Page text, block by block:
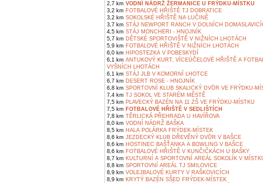
2,7 km VODNÍ NÁDRŽ ŽERMANICE U FRÝDKU-MÍSTKU
3,2 km FOTBALOVÉ HŘIŠTĚ TJ DOBRATICE
3,2 km SOKOLSKÉ HŘIŠTĚ NA LUČINĚ
3,7 km STÁJ NEWPORT RANCH V DOLNÍCH
4,5 km STÁJ MONCHERI - HNOJNÍK
5,7 km DĚTSKÉ SPORTOVIŠTĚ V NIŽNÍCH LHOTÁCH
5,9 km FOTBALOVÉ HŘIŠTĚ V NIŽNÍCH LHOTÁCH
6,0 km HIPOSTEZKA V POBESKYDÍ
6,1 km ANTUKOVÝ KURT, VÍCEÚČELOVÉ HŘIŠTĚ A
VYŠNÍCH LHOTÁCH
6,1 km STÁJ JLB V KOMORNÍ LHOTCE
6,7 km DESERT ROSE - HNOJNÍK
6,8 km SPORTOVNÍ KLUB SKALICKÝ DVŮR VE FRÝDKU-
7,4 km TJ SOKOL VE STARÉM MĚSTĚ
7,5 km PLAVECKÝ BAZÉN NA 11 ZŠ VE FRÝDKU-MÍSTKU
7,5 km FOTBALOVÉ HŘIŠTĚ V SEDLIŠTÍCH
7,8 km TĚRLICKÁ PŘEHRADA U HAVÍŘOVA
8,0 km VODNÍ NÁDRŽ BAŠKA
8,5 km HALA POLÁRKA FRÝDEK-MÍSTEK
8,6 km JEZDECKÝ KLUB DŘEVĚNÝ DVŮR V BAŠCE
8,6 km HOSTINEC BAŠŤANKA A BOWLING V BAŠCE
8,6 km FOTBALOVÉ HŘIŠTĚ V KUNČIČKÁCH U BAŠKY
8,7 km KULTURNÍ A SPORTOVNÍ AREÁL SOKOLÍK V
8,8 km SPORTOVNÍ AREÁL TJ SMILOVICE
8,9 km VOLEJBALOVÉ KURTY V RAŠKOVICÍCH
8,9 km KRYTÝ BAZÉN SŠED FRÝDEK-MÍSTEK